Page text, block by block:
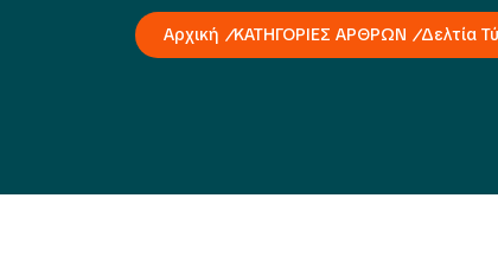
Αρχική ΚΑΤΗΓΟΡΙΕΣ ΑΡΘΡΩΝ Δελτία